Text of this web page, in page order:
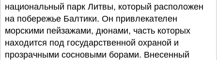
национальный парк Литвы, который расположен
на побережье Балтики. Он привлекателен
морскими пейзажами, дюнами, часть которых
находится под государственной охраной и
прозрачными сосновыми борами. Внесенный